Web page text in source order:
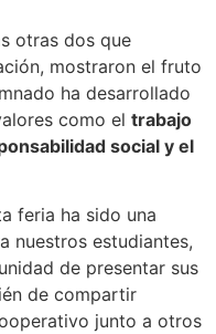
otras dos que
mostraron el fruto
ha desarrollado
como el trabajo
social y el
feria ha sido una
nuestros estudiantes,
de presentar sus
de compartir
junto a otros